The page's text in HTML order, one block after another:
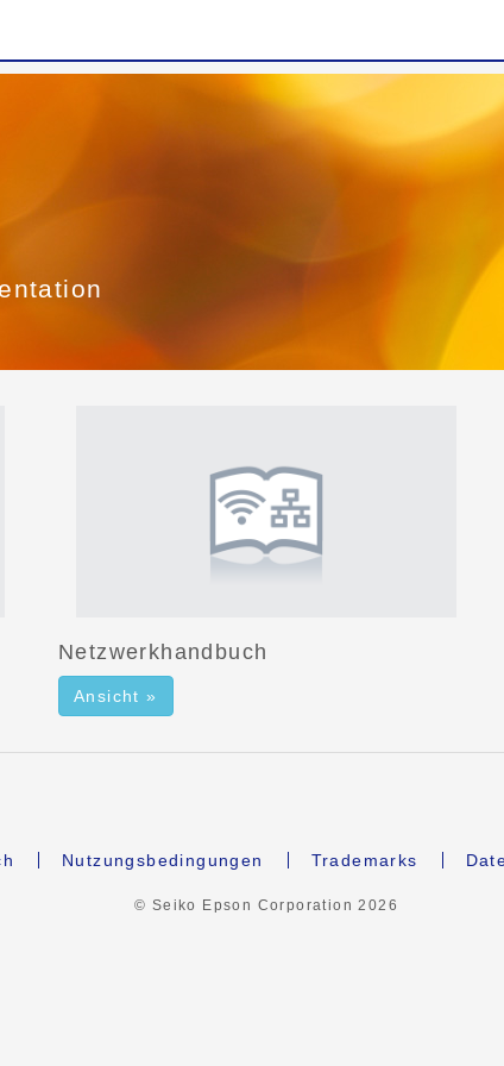
Netzwerkhandbuch
Ansicht »
Nutzungsbedingungen Trademarks
© Seiko Epson Corporation 2026